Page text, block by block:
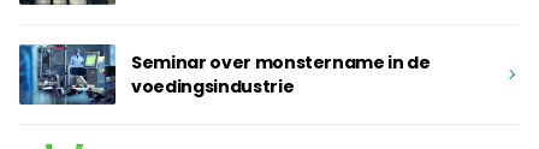
Seminar over monstername in de
voedingsindustrie